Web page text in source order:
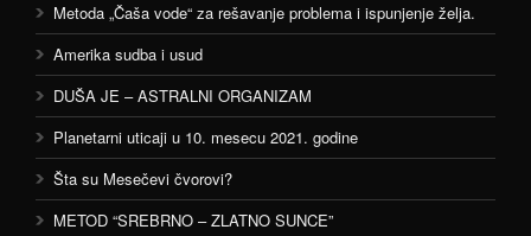
Metoda „Čaša vode“ za rešavanje problema i ispunjenje želja.
Amerika sudba i usud
DUŠA JE – ASTRALNI ORGANIZAM
Planetarni uticaji u 10. mesecu 2021. godine
Šta su Mesečevi čvorovi?
METOD “SREBRNO – ZLATNO SUNCE”